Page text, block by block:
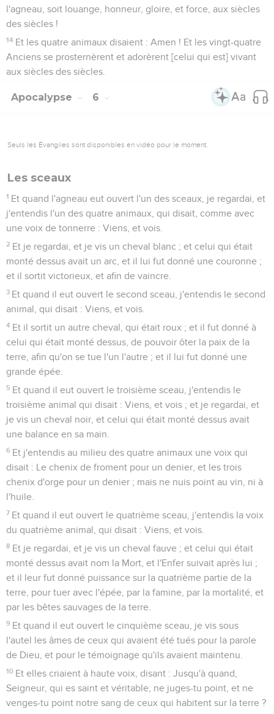
l'agneau, soit louange, honneur, gloire, et force, aux siècles
des siècles !
14 Et les quatre animaux disaient : Amen ! Et les vingt-quatre
Anciens se prosternèrent et adorèrent [celui qui est] vivant
aux siècles des siècles.
Apocalypse 6
Seuls les Évangiles sont disponibles en vidéo pour le moment.
Les sceaux
1 Et quand l'agneau eut ouvert l'un des sceaux, je regardai, et
j'entendis l'un des quatre animaux, qui disait, comme avec
une voix de tonnerre : Viens, et vois.
2 Et je regardai, et je vis un cheval blanc ; et celui qui était
monté dessus avait un arc, et il lui fut donné une couronne ;
et il sortit victorieux, et afin de vaincre.
3 Et quand il eut ouvert le second sceau, j'entendis le second
animal, qui disait : Viens, et vois.
4 Et il sortit un autre cheval, qui était roux ; et il fut donné à
celui qui était monté dessus, de pouvoir ôter la paix de la
terre, afin qu'on se tue l'un l'autre ; et il lui fut donné une
grande épée.
5 Et quand il eut ouvert le troisième sceau, j'entendis le
troisième animal qui disait : Viens, et vois ; et je regardai, et
je vis un cheval noir, et celui qui était monté dessus avait
une balance en sa main.
6 Et j'entendis au milieu des quatre animaux une voix qui
disait : Le chenix de froment pour un denier, et les trois
chenix d'orge pour un denier ; mais ne nuis point au vin, ni à
l'huile.
7 Et quand il eut ouvert le quatrième sceau, j'entendis la voix
du quatrième animal, qui disait : Viens, et vois.
8 Et je regardai, et je vis un cheval fauve ; et celui qui était
monté dessus avait nom la Mort, et l'Enfer suivait après lui ;
et il leur fut donné puissance sur la quatrième partie de la
terre, pour tuer avec l'épée, par la famine, par la mortalité, et
par les bêtes sauvages de la terre.
9 Et quand il eut ouvert le cinquième sceau, je vis sous
l'autel les âmes de ceux qui avaient été tués pour la parole
de Dieu, et pour le témoignage qu'ils avaient maintenu.
10 Et elles criaient à haute voix, disant : Jusqu'à quand,
Seigneur, qui es saint et véritable, ne juges-tu point, et ne
venges-tu point notre sang de ceux qui habitent sur la terre ?